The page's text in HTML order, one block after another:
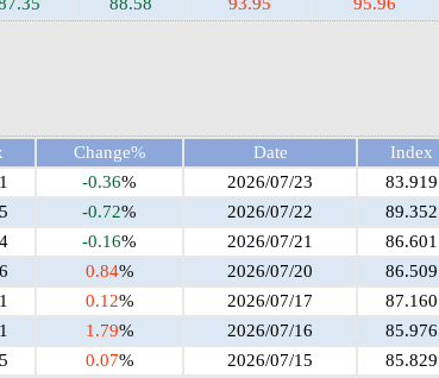
Change% Date Index
-0.36% 2026/07/23 83.919
-0.72% 2026/07/22 89.352
-0.16% 2026/07/21 86.601
0.84% 2026/07/20 86.509
0.12% 2026/07/17 87.160
1.79% 2026/07/16 85.976
0.07% 2026/07/15 85.829